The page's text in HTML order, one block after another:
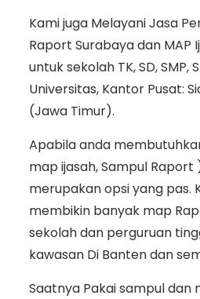
Kami juga Melayani Jasa
Raport Surabaya dan MAP
untuk sekolah TK, SD, SMP,
Universitas, Kantor Pusat:
(Jawa Timur).
Apabila anda
map ijasah, Sampul Raport
merupakan opsi yang pas.
membikin banyak map
sekolah dan perguruan
kawasan Di Banten dan
Saatnya Pakai sampul